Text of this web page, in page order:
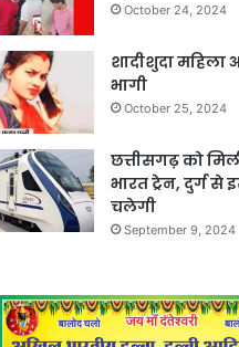
October 24, 2024
शादीशुदा महिला
भागी
October 25, 2024
छत्तीसगढ़ को
भारत ट्रेन, दुर्ग
चलेगी
September 9, 2024